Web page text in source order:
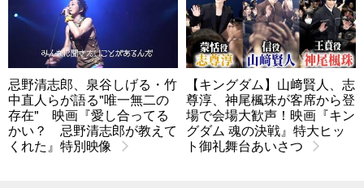
忌野清志郎、泉谷しげる・竹
中直人らが語る"唯一無二の
存在" 映画『愛し合ってる
かい？ 忌野清志郎が教えて
くれた』特別映像
【キングダム】山﨑賢人、志
尊淳、神尾楓珠が客席から登
場で会場大歓声！映画『キン
グダム 魂の決戦』特大ヒッ
ト御礼舞台あいさつ